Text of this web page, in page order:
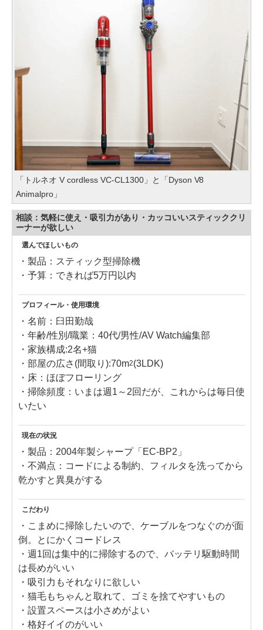
「トルネオ V cordless VC-CL1300」と「Dyson V8
Animalpro」
相談：気軽に使え・吸引力があり・カッコいいスティッククリ
ーナーが欲しい
選んでほしいもの
・製品：スティック型掃除機
・予算：できれば5万円以内
プロフィール・使用環境
・名前：臼田勤哉
・年齢/性別/職業：40代/男性/AV Watch編集部
・家族構成:2名+猫
・部屋の広さ(間取り):70m2(3LDK)
・床：ほぼフローリング
・掃除頻度：いまは週1～2回だが、これからは毎日使
いたい
現在の状況
・製品：2004年製シャープ「EC-BP2」
・不満点：コードによる制約、フィルタを洗ってから
乾かすと異臭がする
こだわり
・こまめに掃除したいので、ケーブルをつなぐのが面
倒。とにかくコードレス
・週1回は集中的に掃除するので、バッテリ駆動時間
は長めがいい
・吸引力もそれなりに欲しい
・猫毛もちゃんと取れて、ゴミを捨てやすいもの
・設置スペースは小さめがよい
・格好イイのがいい